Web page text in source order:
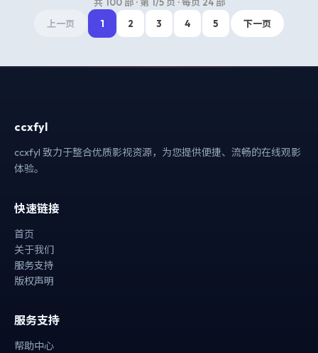
上一页
1 2 3 4 5 下一页
ccxfyl
ccxfyl 致力于整合优质影视资源，为您提供便捷、流畅的在线观影
体验。
快速链接
首页
关于我们
服务支持
版权声明
服务支持
帮助中心